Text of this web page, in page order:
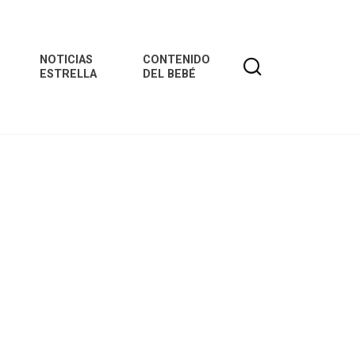
NOTICIAS
ESTRELLA
CONTENIDO
DEL BEBÉ